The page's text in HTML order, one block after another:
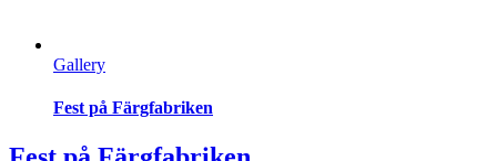
Gallery
Fest på Färgfabriken